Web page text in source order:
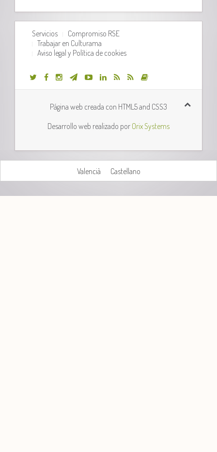
Servicios
Compromiso RSE
Trabajar en Culturama
Aviso legal y Política de cookies
Página web creada con HTML5 and CSS3
Desarrollo web realizado por Orix Systems
Valencià Castellano